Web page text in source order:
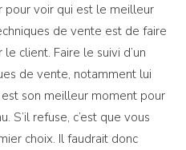
pour voir qui est le meilleur
de vente est de faire
client. Faire le suivi d’un
de vente, notamment lui
son meilleur moment pour
S’il refuse, c’est que vous
choix. Il faudrait donc